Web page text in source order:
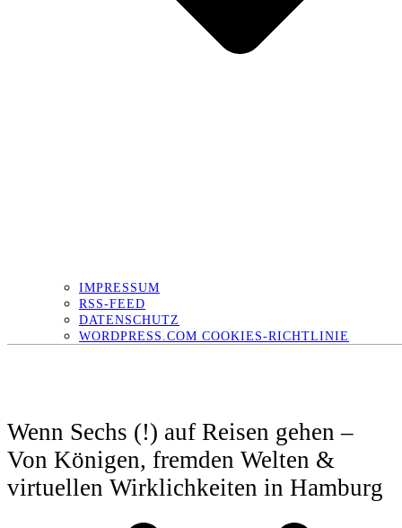
IMPRESSUM
RSS-FEED
DATENSCHUTZ
WORDPRESS.COM COOKIES-RICHTLINIE
Wenn Sechs (!) auf Reisen gehen –
Von Königen, fremden Welten &
virtuellen Wirklichkeiten in Hamburg